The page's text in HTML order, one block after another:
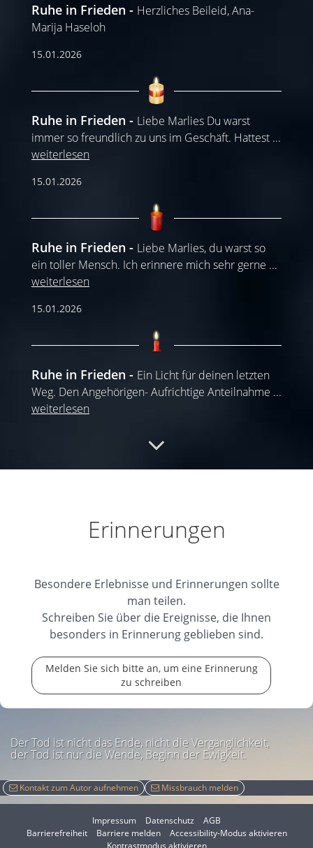
Ruhe in Frieden
Herzliches Beileid, Ana-
Marija Haseloh
15.01.2026
Ruhe in Frieden
Liebe Marlies Du warst
immer so freundlich zu uns im Geschäft. Hattest ...
weiterlesen
15.01.2026
Ruhe in Frieden
Liebe Marlies, du warst so
ein toller Mensch. Ich erinnere mich sehr gerne ...
weiterlesen
15.01.2026
Ruhe in Frieden
Ein Licht für deinen letzten
Weg. Den Angehörigen- Aufrichtige Anteilnahme ...
weiterlesen
ewige Licht leuchte ihr.Erinnerungen
Besondere Erlebnisse und Erinnerungen sollte
man teilen.
Schreiben Sie über die Ereignisse, die Ihnen
besonders in Erinnerung geblieben sind.
Melden Sie sich bitte an, um eine Erinnerung
zu schreiben
Der Tod ist nicht das Ende, nicht die Vergänglichkeit,
der Tod ist nur die Wende, Beginn der Ewigkeit.
Kontakt zum Autor aufnehmen Missbrauch melden
Impressum Datenschutz
AGB
Barrierefreiheit
Barriere melden
I
m
Accessibility-Modus aktivieren
IKontrastmodus aktivieren